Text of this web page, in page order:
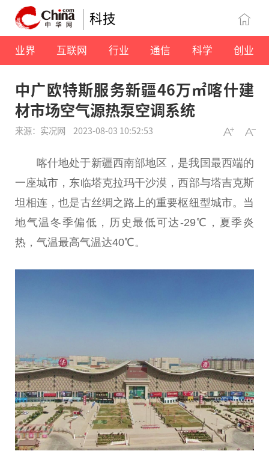
科技
业界 互联网 行业 通信 科学 创业
中广欧特斯服务新疆46万㎡喀什建
材市场空气源热泵空调系统
来源：实况网 2023-08-03 10:52:53
喀什地处于新疆西南部地区，是我国最西端的
一座城市，东临塔克拉玛干沙漠，西部与塔吉克斯
坦相连，也是古丝绸之路上的重要枢纽型城市。当
地气温冬季偏低，历史最低可达-29℃，夏季炎
热，气温最高气温达40℃。